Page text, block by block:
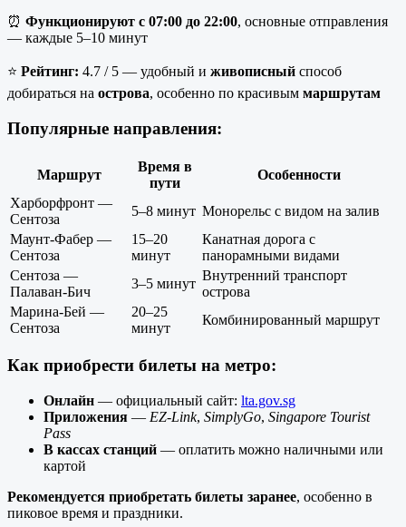
⏰ Функционируют с 07:00 до 22:00, основные отправления
— каждые 5–10 минут
⭐ Рейтинг: 4.7 / 5 — удобный и живописный способ
добираться на острова, особенно по красивым маршрутам
Популярные направления:
Маршрут
Время в
пути
Особенности
Харборфронт —
Сентоза
5–8 минут Монорельс с видом на залив
Маунт-Фабер —
Сентоза
15–20
минут
Канатная дорога с
панорамными видами
Сентоза —
Палаван-Бич
3–5 минут
Внутренний транспорт
острова
Марина-Бей —
Сентоза
20–25
минут
Комбинированный маршрут
Как приобрести билеты на метро:
Онлайн — официальный сайт: lta.gov.sg
Приложения — EZ-Link, SimplyGo, Singapore Tourist
Pass
В кассах станций — оплатить можно наличными или
картой
Рекомендуется приобретать билеты заранее, особенно в
пиковое время и праздники.